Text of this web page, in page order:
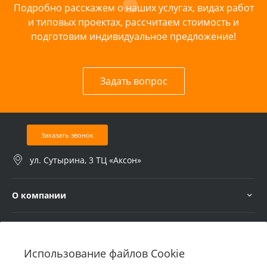
Использование файлов Cookie
Подробно расскажем о наших услугах, видах работ
и типовых проектах, рассчитаем стоимость и
подготовим индивидуальное предложение!
Задать вопрос
Заказать звонок
ул. Сутырина, 3 ТЦ «Аксон»
О компании